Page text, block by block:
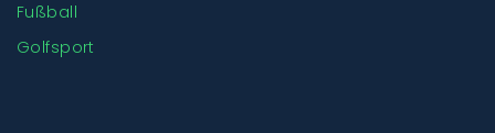
Fußball
Golfsport